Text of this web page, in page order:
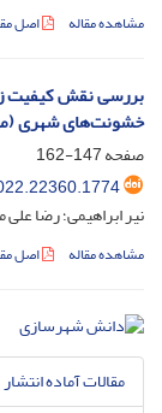
مشاهده مقاله اصل
بررسی نقش کیفیت
خشونت‌های شهری
صفحه147-162
نیر ابراهیمی؛ رضا
مشاهده مقاله اصل
مقالات آماده انتشار